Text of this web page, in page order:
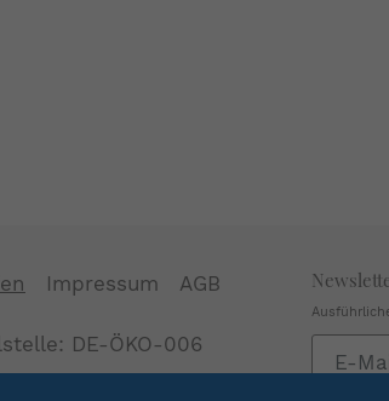
Impressum
AGB
DE-ÖKO-006
Sie